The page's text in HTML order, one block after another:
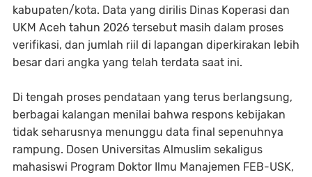
kabupaten/kota. Data yang dirilis Dinas Koperasi dan
UKM Aceh tahun 2026 tersebut masih dalam proses
verifikasi, dan jumlah riil di lapangan diperkirakan lebih
besar dari angka yang telah terdata saat ini.
Di tengah proses pendataan yang terus berlangsung,
berbagai kalangan menilai bahwa respons kebijakan
tidak seharusnya menunggu data final sepenuhnya
rampung. Dosen Universitas Almuslim sekaligus
mahasiswi Program Doktor Ilmu Manajemen FEB-USK,